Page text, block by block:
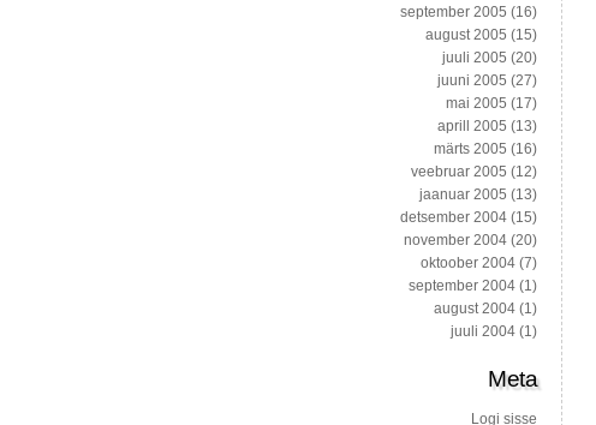
september 2005 (16)
august 2005 (15)
juuli 2005 (20)
juuni 2005 (27)
mai 2005 (17)
aprill 2005 (13)
märts 2005 (16)
veebruar 2005 (12)
jaanuar 2005 (13)
detsember 2004 (15)
november 2004 (20)
oktoober 2004 (7)
september 2004 (1)
august 2004 (1)
juuli 2004 (1)
Meta
Logi sisse